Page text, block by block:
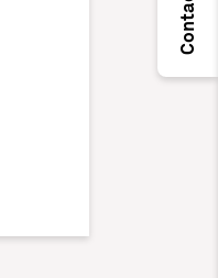
Contact